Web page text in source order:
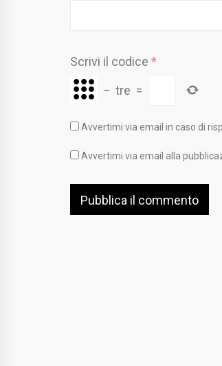
Scrivi il codice *
− tre =
Avvertimi via email in caso di
Avvertimi via email alla